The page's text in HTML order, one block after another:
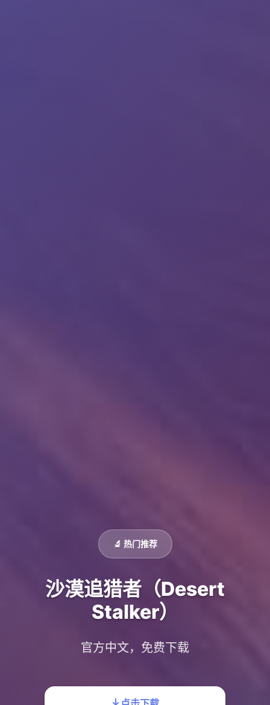
🔬 热门推荐
沙漠追猎者（Desert
Stalker）
官方中文，免费下载